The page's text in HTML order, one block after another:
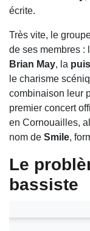
écrite.
Très vite, le
de ses membres :
Brian May, la
le charisme
combinaison leur
premier concert
en Cornouailles,
nom de Smile,
Le
bassiste